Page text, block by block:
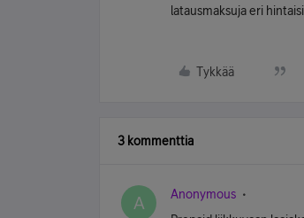
latausmaksuja eri
Tykkää
3 kommenttia
A Anonymous